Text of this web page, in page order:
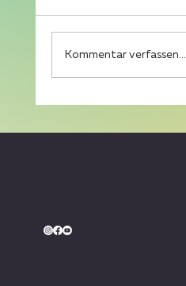
Kommentar verfassen...
by